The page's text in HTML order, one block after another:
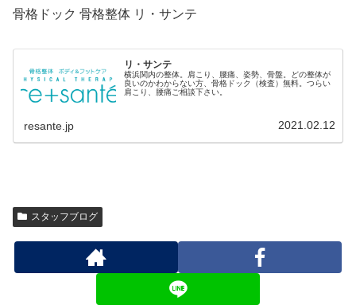
骨格ドック 骨格整体 リ・サンテ
リ・サンテ
横浜関内の整体。肩こり、腰痛、姿勢、骨盤。どの整体が
良いのかわからない方、骨格ドック（検査）無料。つらい
肩こり、腰痛ご相談下さい。
resante.jp 2021.02.12
スタッフブログ